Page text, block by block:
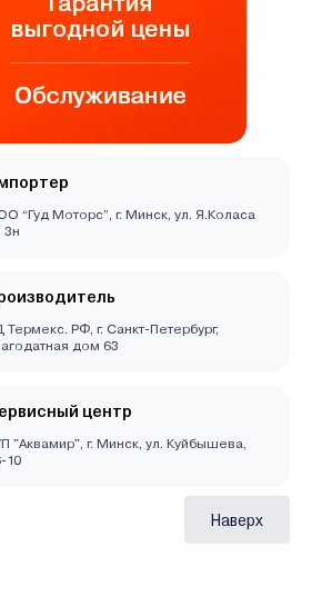
“Гуд Моторс”, г. Минск, ул. Я.Коласа
3н
Термекс. РФ, г. Санкт-Петербург,
дом 63
центр
"Аквамир", г. Минск, ул. Куйбышева,
10
Наверх